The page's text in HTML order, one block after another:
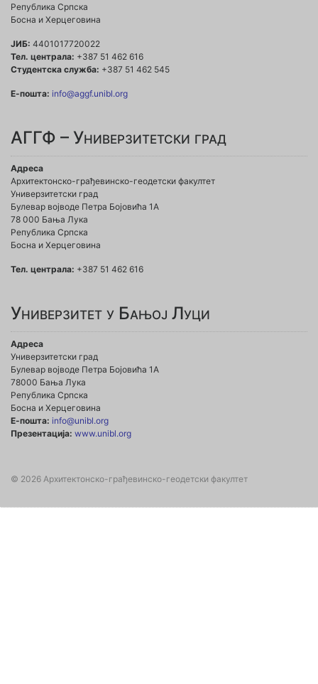
Република Српска
Босна и Херцеговина
ЈИБ: 4401017720022
Тел. централа: +387 51 462 616
Студентска служба: +387 51 462 545
Е-пошта: info@aggf.unibl.org
АГГФ – Универзитетски град
Адреса
Архитектонско-грађевинско-геодетски факултет
Универзитетски град
Булевар војводе Петра Бојовића 1A
78 000 Бања Лука
Република Српска
Босна и Херцеговина
Тел. централа: +387 51 462 616
Универзитет у Бањој Луци
Адреса
Универзитетски град
Булевар војводе Петра Бојовића 1А
78000 Бања Лука
Република Српска
Босна и Херцеговина
Е-пошта: info@unibl.org
Презентација: www.unibl.org
© 2026 Архитектонско-грађевинско-геодетски факултет